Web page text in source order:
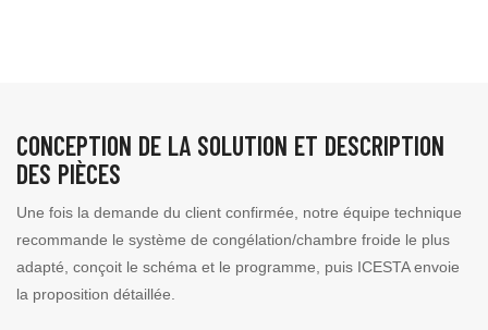
CONCEPTION DE LA SOLUTION ET DESCRIPTION
DES PIÈCES
Une fois la demande du client confirmée, notre équipe technique
recommande le système de congélation/chambre froide le plus
adapté, conçoit le schéma et le programme, puis ICESTA envoie
la proposition détaillée.